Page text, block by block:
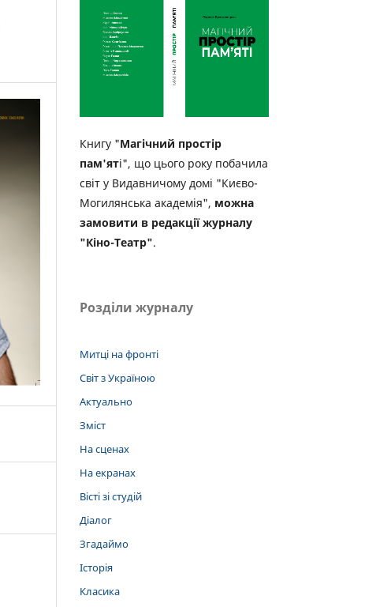
Книгу "Магічний простір
пам'яті", що цього року побачила
світ у Видавничому домі "Києво-
Могилянська академія", можна
замовити в редакції журналу
"Кіно-Театр".
Розділи журналу
Митці на фронті
Світ з Україною
Актуально
Зміст
На сценах
На екранах
Вісті зі студій
Діалог
Згадаймо
Історія
Класика